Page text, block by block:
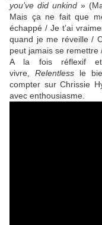
you’ve did unkind »
Mais ça ne fait que
échappé / Je t’ai
quand je me réveille /
peut jamais se remettre
A la fois réflexif
vivre, Relentless le
compter surChrissie
avec enthousiasme.